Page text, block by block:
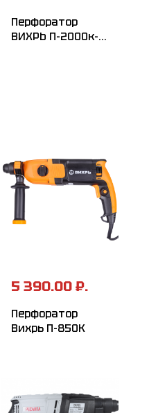
Перфоратор
ВИХРЬ П-2000к-м
5 390.00 ₽.
Перфоратор
Вихрь П-850К